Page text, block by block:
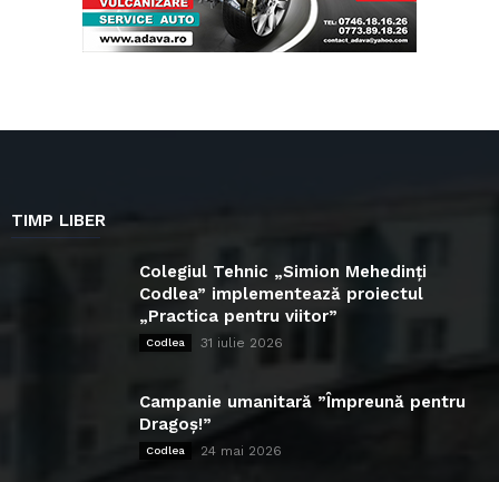
TIMP LIBER
Colegiul Tehnic „Simion Mehedinți
Codlea” implementează proiectul
„Practica pentru viitor”
Codlea 31 iulie 2026
Campanie umanitară ”Împreună pentru
Dragoș!”
Codlea 24 mai 2026